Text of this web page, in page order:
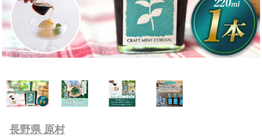
長野県 原村